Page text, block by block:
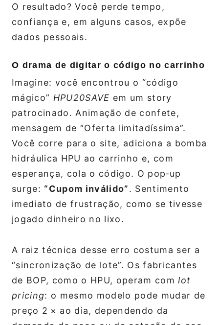
O resultado? Você perde tempo,
confiança e, em alguns casos, expõe
dados pessoais.
O drama de digitar o código no carrinho
Imagine: você encontrou o “código
mágico” HPU20SAVE em um story
patrocinado. Animação de confete,
mensagem de “Oferta limitadíssima”.
Você corre para o site, adiciona a bomba
hidráulica HPU ao carrinho e, com
esperança, cola o código. O pop‑up
surge: “Cupom inválido”. Sentimento
imediato de frustração, como se tivesse
jogado dinheiro no lixo.
A raiz técnica desse erro costuma ser a
“sincronização de lote”. Os fabricantes
de BOP, como o HPU, operam comlot
pricing: o mesmo modelo pode mudar de
preço 2 × ao dia, dependendo da